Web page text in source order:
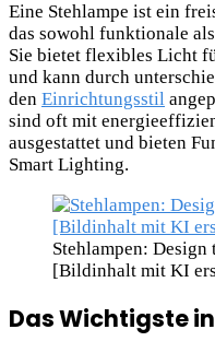
Eine Stehlampe ist ein
das sowohl funktionale
Sie bietet flexibles Licht
und kann durch
den Einrichtungsstil
sind oft mit
ausgestattet und bieten
Smart Lighting.
Stehlampen:
[Bildinhalt mit KI
Das Wichtigste